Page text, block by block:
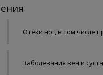
Отеки ног, в том числе
Заболевания вен и